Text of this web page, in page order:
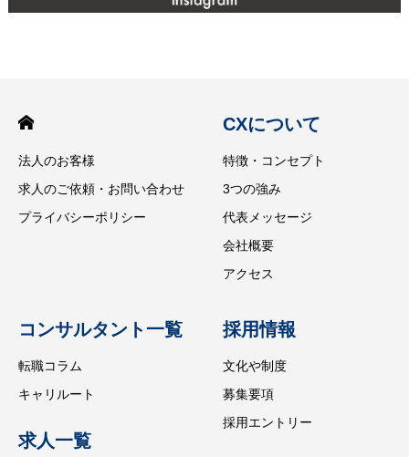
法人のお客様
求人のご依頼・お問い合わせ
プライバシーポリシー
CXについて
特徴・コンセプト
3つの強み
代表メッセージ
会社概要
アクセス
コンサルタント一覧
転職コラム
キャリルート
求人一覧
採用情報
文化や制度
募集要項
採用エントリー